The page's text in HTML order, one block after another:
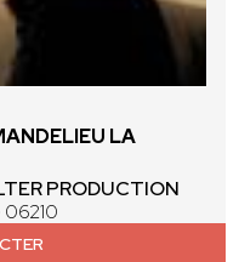
LA
PRODUCTION